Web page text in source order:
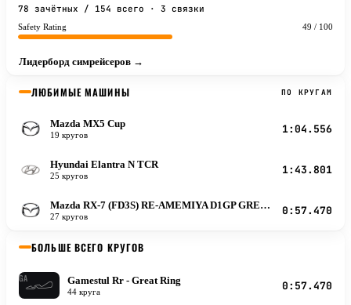
78 зачётных / 154 всего · 3 связки
Safety Rating 49 / 100
Лидерборд симрейсеров →
ЛЮБИМЫЕ МАШИНЫ ПО КРУГАМ
M Mazda MX5 Cup
19 кругов 1:04.556
H Hyundai Elantra N TCR
25 кругов 1:43.801
M Mazda RX-7 (FD3S) RE-AMEMIYA D1GP GREDDY
27 кругов 0:57.470
БОЛЬШЕ ВСЕГО КРУГОВ
GA Gamestul Rr - Great Ring
44 круга 0:57.470